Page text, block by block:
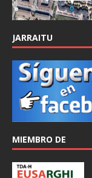
JARRAITU
MIEMBRO DE